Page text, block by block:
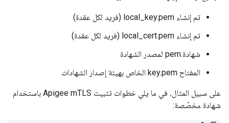
تم إنشاء local_key.pem (فريد لكل عقدة)
تم إنشاء local_cert.pem (فريد لكل عقدة)
شهادة.pem لمصدر الشهادة
المفتاح key.pem الخاص بهيئة إصدار الشهادات
على سبيل المثال، في ما يلي خطوات تثبيت Apigee mTLS باستخدام
شهادة مخصّصة: